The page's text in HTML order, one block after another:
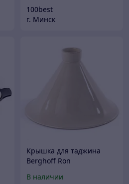
100best
г. Минск
Крышка для таджина
Berghoff Ron
В наличии